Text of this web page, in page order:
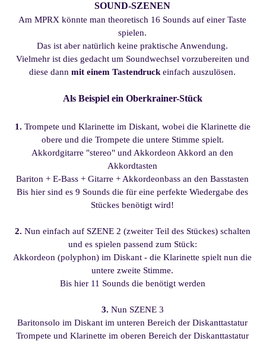
SOUND-SZENEN
Am MPRX könnte man theoretisch 16 Sounds auf einer Taste
spielen.
Das ist aber natürlich keine praktische Anwendung.
Vielmehr ist dies gedacht um Soundwechsel vorzubereiten und
diese dannmit einem Tastendruck einfach auszulösen.
Als Beispiel ein Oberkrainer-Stück
1. Trompete und Klarinette im Diskant, wobei die Klarinette die
obere und die Trompete die untere Stimme spielt.
Akkordgitarre "stereo" und Akkordeon Akkord an den
Akkordtasten
Bariton + E-Bass + Gitarre + Akkordeonbass an den Basstasten
Bis hier sind es 9 Sounds die für eine perfekte Wiedergabe des
Stückes benötigt wird!
2. Nun einfach auf SZENE 2 (zweiter Teil des Stückes) schalten
und es spielen passend zum Stück:
Akkordeon (polyphon) im Diskant - die Klarinette spielt nun die
untere zweite Stimme.
Bis hier 11 Sounds die benötigt werden
3. Nun SZENE 3
Baritonsolo im Diskant im unteren Bereich der Diskanttastatur
Trompete und Klarinette im oberen Bereich der Diskanttastatur